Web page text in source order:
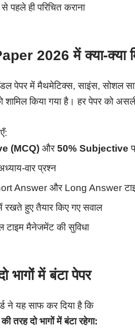
पहले ही परिचित कराना
2026 में क्या-क्या
पेपर में मैथमेटिक्स, साइंस, सोशल
शामिल किया गया है। हर पेपर को
(MCQ) और50% Subjective
वार प्रश्न
Answer और Long Answer
रखते हुए तैयार किए गए सवाल
टाइम मैनेजमेंट की सुविधा
भागों में बंटा पेपर
ने यह साफ कर दिया है कि
तरह दो भागों में बंटा रहेगा: